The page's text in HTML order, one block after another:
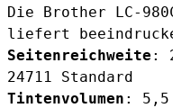
Die Brother LC-
liefert
Seitenreichweite :
24711 Standard
Tintenvolumen : 5,5